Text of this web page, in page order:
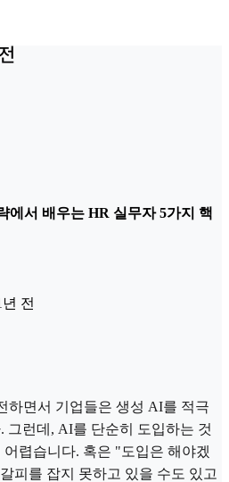
서 배우는 HR 실무자 5가지 핵
년 전
하면서 기업들은 생성 AI를 적극
그런데, AI를 단순히 도입하는 것
렵습니다. 혹은 "도입은 해야겠
피를 잡지 못하고 있을 수도 있고